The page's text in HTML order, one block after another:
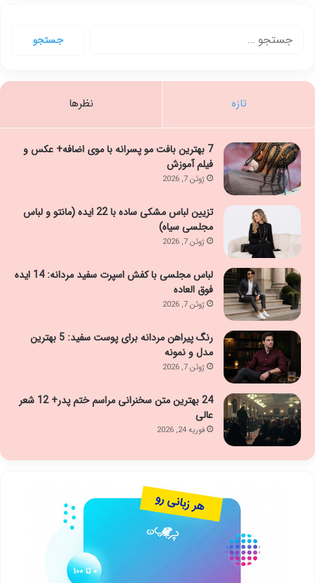
تازه نظرها
7 بهترین بافت مو پسرانه با موی اضافه+ عکس و
فیلم آموزش
ژوئن 7, 2026
تزیین لباس مشکی ساده با 22 ایده (مانتو و لباس
مجلسی سیاه)
ژوئن 7, 2026
لباس مجلسی با کفش اسپرت سفید مردانه: 14 ایده
فوق العاده
ژوئن 7, 2026
رنگ پیراهن مردانه برای پوست سفید: 5 بهترین
مدل و نمونه
ژوئن 7, 2026
24 بهترین متن سخنرانی مراسم ختم پدر+ 12 شعر
عالی
فوریه 24, 2026